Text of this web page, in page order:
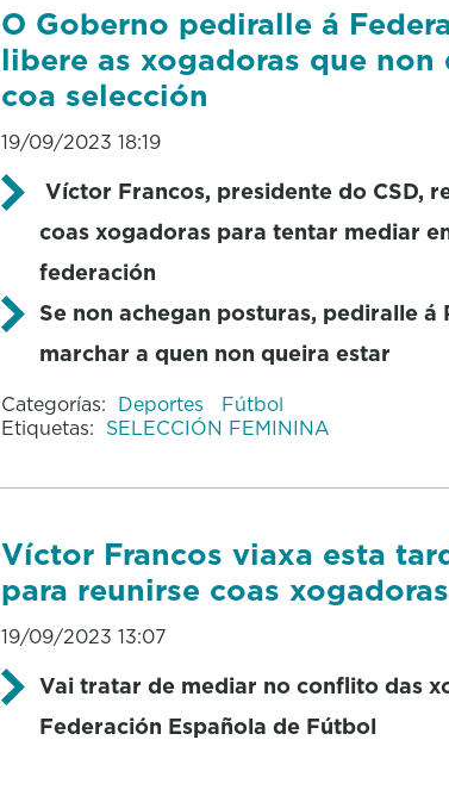
O Goberno pediralle á
libere as xogadoras que non
coa selección
19/09/2023 18:19
Víctor Francos, presidente do CSD,
coas xogadoras para tentar mediar
federación
Se non achegan posturas, pediralle á
marchar a quen non queira estar
Categorías: Deportes
Fútbol
Etiquetas: SELECCIÓN FEMININA
Víctor Francos viaxa esta
para reunirse coas
19/09/2023 13:07
Vai tratar de mediar no conflito das
Federación Española de Fútbol